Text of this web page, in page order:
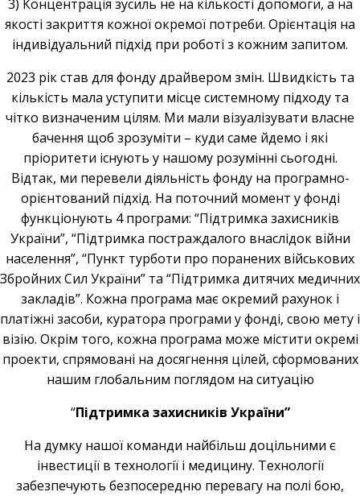
3) Концентрація зусиль не на кількості допомоги, а на
якості закриття кожної окремої потреби. Орієнтація на
індивідуальний підхід при роботі з кожним запитом.
2023 рік став для фонду драйвером змін. Швидкість та
кількість мала уступити місце системному підходу та
чітко визначеним цілям. Ми мали візуалізувати власне
бачення щоб зрозуміти – куди саме йдемо і які
пріоритети існують у нашому розумінні сьогодні.
Відтак, ми перевели діяльність фонду на програмно-
орієнтований підхід. На поточний момент у фонді
функціонують 4 програми: “Підтримка захисників
України”, “Підтримка постраждалого внаслідок війни
населення”, “Пункт турботи про поранених військових
Збройних Сил України” та “Підтримка дитячих медичних
закладів”. Кожна програма має окремий рахунок і
платіжні засоби, куратора програми у фонді, свою мету і
візію. Окрім того, кожна програма може містити окремі
проекти, спрямовані на досягнення цілей, сформованих
нашим глобальним поглядом на ситуацію
“Підтримка захисників України”
На думку нашої команди найбільш доцільними є
інвестиції в технології і медицину. Технології
забезпечують безпосередню перевагу на полі бою,